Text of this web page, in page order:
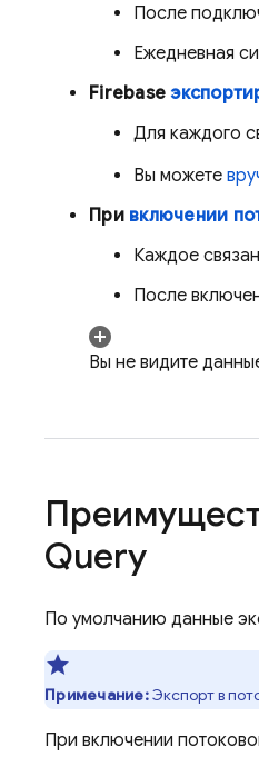
После
Ежедневная
Firebase
Для каждого
Вы можете
При включении
Каждое
После
Вы не видите
Query
По умолчанию данные
Примечание:Экспорт в
При включении